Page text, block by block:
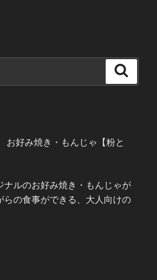
好み焼き・もんじゃ【粉と
ナルのお好み焼き・もんじゃが
らの食事ができる、大人向けの